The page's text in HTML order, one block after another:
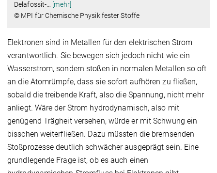
Delafossit-… [mehr]
© MPI für Chemische Physik fester Stoffe
Elektronen sind in Metallen für den elektrischen Strom
verantwortlich. Sie bewegen sich jedoch nicht wie ein
Wasserstrom, sondern stoßen in normalen Metallen so oft
an die Atomrümpfe, dass sie sofort aufhören zu fließen,
sobald die treibende Kraft, also die Spannung, nicht mehr
anliegt. Wäre der Strom hydrodynamisch, also mit
genügend Trägheit versehen, würde er mit Schwung ein
bisschen weiterfließen. Dazu müssten die bremsenden
Stoßprozesse deutlich schwächer ausgeprägt sein. Eine
grundlegende Frage ist, ob es auch einen